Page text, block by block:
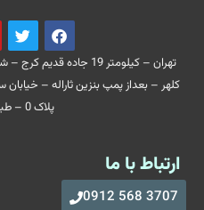
تهران – کیلومتر 19
کلهر – بعداز پمپ بنزین ثاراله –
پلاک 0 – طبقه همکف
ارتباط با ما
3707 568 0912